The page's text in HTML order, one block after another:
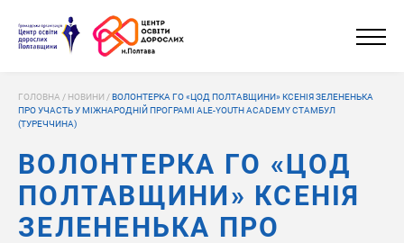
ГОЛОВНА / НОВИНИ /ВОЛОНТЕРКА ГО «ЦОД ПОЛТАВЩИНИ» КСЕНІЯ ЗЕЛЕНЕНЬКА
ПРО УЧАСТЬ У МІЖНАРОДНІЙ ПРОГРАМІ ALE-YOUTH ACADEMY СТАМБУЛ
(ТУРЕЧЧИНА)
ВОЛОНТЕРКА ГО «ЦОД
ПОЛТАВЩИНИ» КСЕНІЯ
ЗЕЛЕНЕНЬКА ПРО